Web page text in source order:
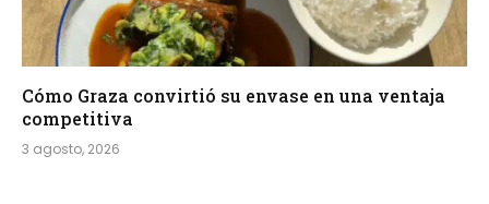
Cómo Graza convirtió su envase en una ventaja
competitiva
3 agosto, 2026